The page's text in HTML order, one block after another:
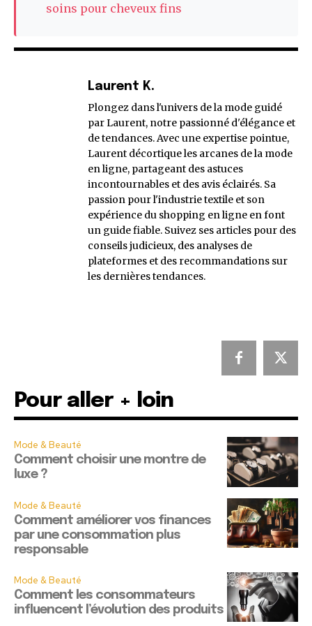
soins pour cheveux fins
Laurent K.
Plongez dans l'univers de la mode guidé
par Laurent, notre passionné d'élégance et
de tendances. Avec une expertise pointue,
Laurent décortique les arcanes de la mode
en ligne, partageant des astuces
incontournables et des avis éclairés. Sa
passion pour l'industrie textile et son
expérience du shopping en ligne en font
un guide fiable. Suivez ses articles pour des
conseils judicieux, des analyses de
plateformes et des recommandations sur
les dernières tendances.
Pour aller + loin
Mode & Beauté
Comment choisir une montre de
luxe ?
Mode & Beauté
Comment améliorer vos finances
par une consommation plus
responsable
Mode & Beauté
Comment les consommateurs
influencent l’évolution des produits